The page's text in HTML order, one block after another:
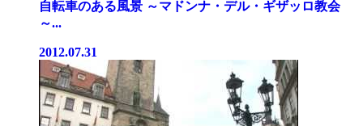
自転車のある風景 ～マドンナ・デル・ギザッロ教会
～...
2012.07.31